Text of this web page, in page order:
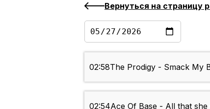
Вернуться на страницу
02:58The Prodigy - Smack My
02:54Ace Of Base - All that she